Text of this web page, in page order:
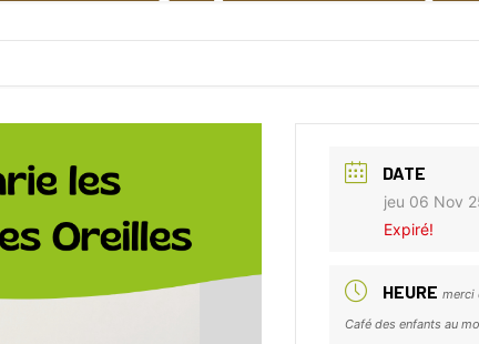
DATE
jeu 06 Nov
Expiré!
HEURE merci
Café des enfants au